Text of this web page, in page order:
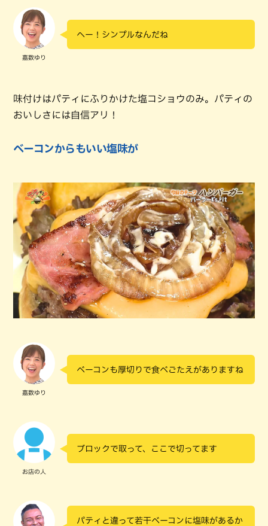
嘉数ゆり
へー！シンプルなんだね
味付けはパティにふりかけた塩コショウのみ。パティの
おいしさには自信アリ！
ベーコンからもいい塩味が
嘉数ゆり
ベーコンも厚切りで食べごたえがありますね
お店の人
ブロックで取って、ここで切ってます
パティと違って若干ベーコンに塩味があるか